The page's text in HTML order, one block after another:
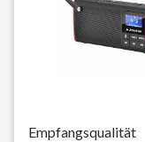
Empfangsqualität